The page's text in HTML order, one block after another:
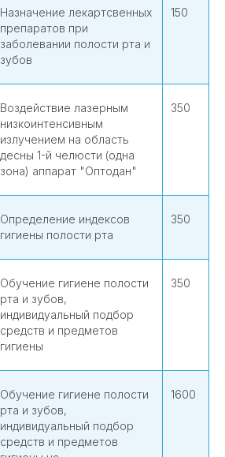
Назначение лекартсвенных
препаратов при
заболевании полости рта и
зубов
150
Воздействие лазерным
низкоинтенсивным
излучением на область
десны 1-й челюсти (одна
зона) аппарат "Оптодан"
350
Определение индексов
гигиены полости рта
350
Обучение гигиене полости
рта и зубов,
индивидуальный подбор
средств и предметов
гигиены
350
Обучение гигиене полости
рта и зубов,
индивидуальный подбор
средств и предметов
1600